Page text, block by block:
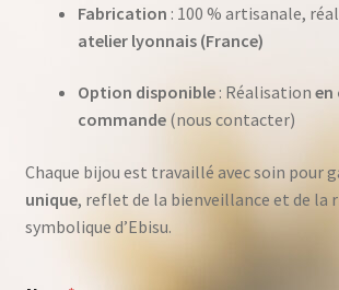
Fabrication : 100 % artisanale,
atelier lyonnais (France)
Option disponible: Réalisation en
commande(nous contacter)
Chaque bijou est travaillé avec soin pour
unique, reflet de la bienveillance et de la
symbolique d’Ebisu.